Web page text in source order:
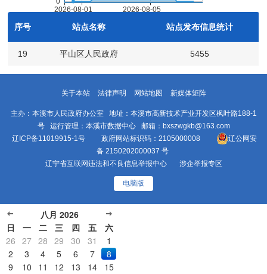
府
序号 站点名称 站点发布信息统计
19 平山区人民政府 5455
关于本站 法律声明 网站地图 新媒体矩阵
主办：本溪市人民政府办公室 地址：本溪市高新技术产业开发区枫叶路188-1
号 运行管理：本溪市数据中心 邮箱：bxszwgkb@163.com
辽ICP备11019915-1号 政府网站标识码：2105000008
辽公网安
备 2150202000037 号
辽宁省互联网违法和不良信息举报中心
涉企举报专区
电脑版
八月 2026
日
一 二 三 四 五
六
26 27 28 29 30 31
1
2
3 4 5 6 7
8
9
10 11 12 13 14
15